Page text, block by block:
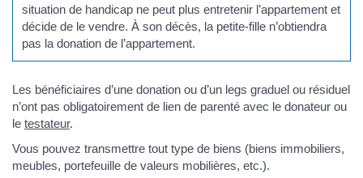
situation de handicap ne peut plus entretenir l’appartement et
décide de le vendre. À son décès, la petite-fille n’obtiendra
pas la donation de l’appartement.
Les bénéficiaires d’une donation ou d’un legs graduel ou résiduel
n’ont pas obligatoirement de lien de parenté avec le donateur ou
le testateur.
Vous pouvez transmettre tout type de biens (biens immobiliers,
meubles, portefeuille de valeurs mobilières, etc.).